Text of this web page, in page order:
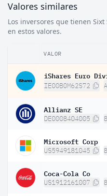
Valores similares
Los inversores que tienen
en estos valores.
VALOR
iShares Euro
IE00B0M62S72
Allianz SE
DE0008404005
Microsoft Corp
US5949181045
Coca-Cola Co
US1912161007